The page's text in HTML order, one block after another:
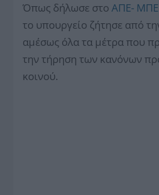
Όπως δήλωσε στοΑΠΕ- ΜΠΕ
το υπουργείο ζήτησε από
αμέσως όλα τα μέτρα που
την τήρηση των κανόνων
κοινού.